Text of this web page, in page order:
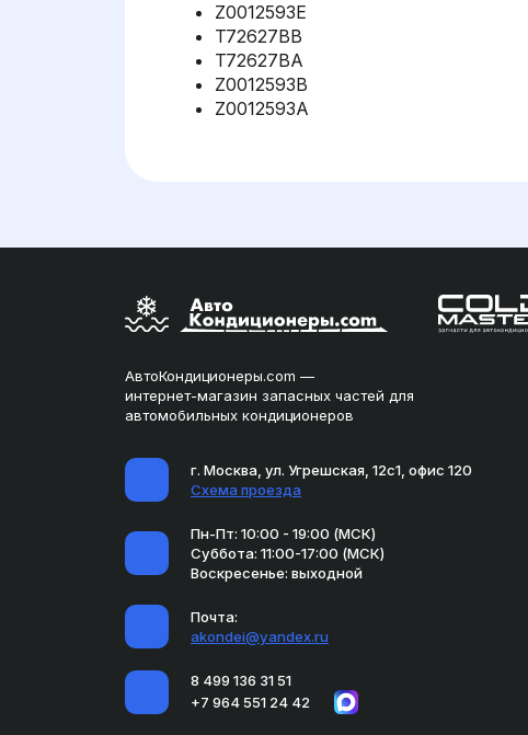
Z0012593E
T72627BB
T72627BA
Z0012593B
Z0012593A
АвтоКондиционеры.com —
интернет-магазин запасных частей для
автомобильных кондиционеров
г. Москва, ул. Угрешская, 12с1, офис 120
Схема проезда
Пн-Пт: 10:00 - 19:00 (МСК)
Суббота: 11:00-17:00 (МСК)
Воскресенье: выходной
Почта:
akondei@yandex.ru
8 499 136 31 51
+7 964 551 24 42